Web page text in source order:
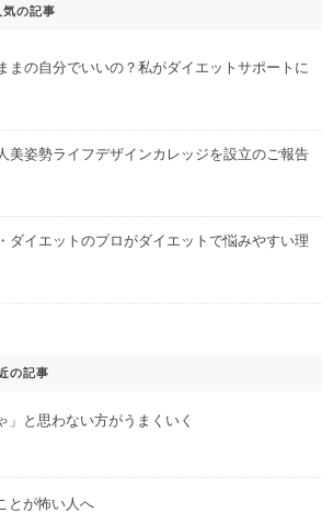
気の記事
まの自分でいいの？私がダイエットサポートに
美姿勢ライフデザインカレッジを設立のご報告
ダイエットのプロがダイエットで悩みやすい理
の記事
」と思わない方がうまくいく
とが怖い人へ